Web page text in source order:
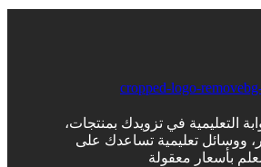
التعليمية في تزويدك بمنتجات،
ووسائل تعليمية تساعدك على
بأسعار معقولة